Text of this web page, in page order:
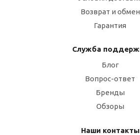
Возврат и обмен
Гарантия
Служба
Блог
Вопрос-ответ
Бренды
Обзоры
Наши контакты